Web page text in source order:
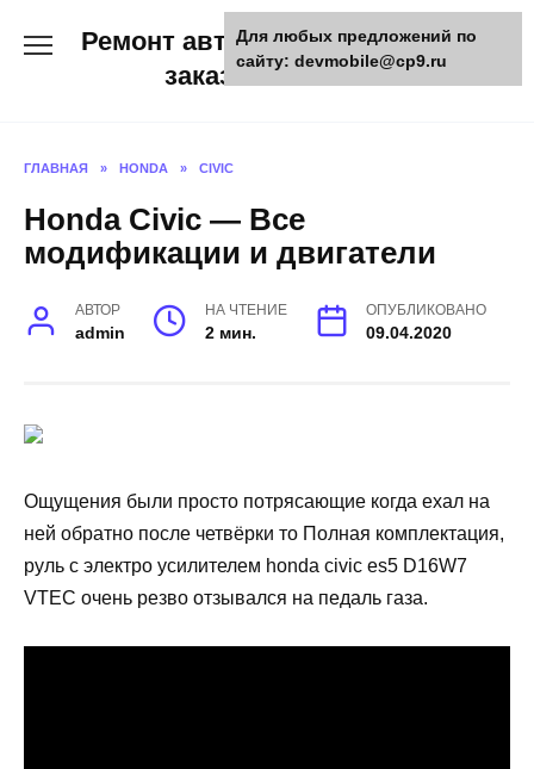
Ремонт авто и мото техники,
заказ запчастей
ГЛАВНАЯ » HONDA » CIVIC
Honda Civic — Все
модификации и двигатели
АВТОР
admin
НА ЧТЕНИЕ
2 мин.
ОПУБЛИКОВАНО
09.04.2020
Ощущения были просто потрясающие когда ехал на
ней обратно после четвёрки то Полная комплектация,
руль с электро усилителем honda civic es5 D16W7
VTEC очень резво отзывался на педаль газа.
Для любых предложений по
сайту: devmobile@cp9.ru